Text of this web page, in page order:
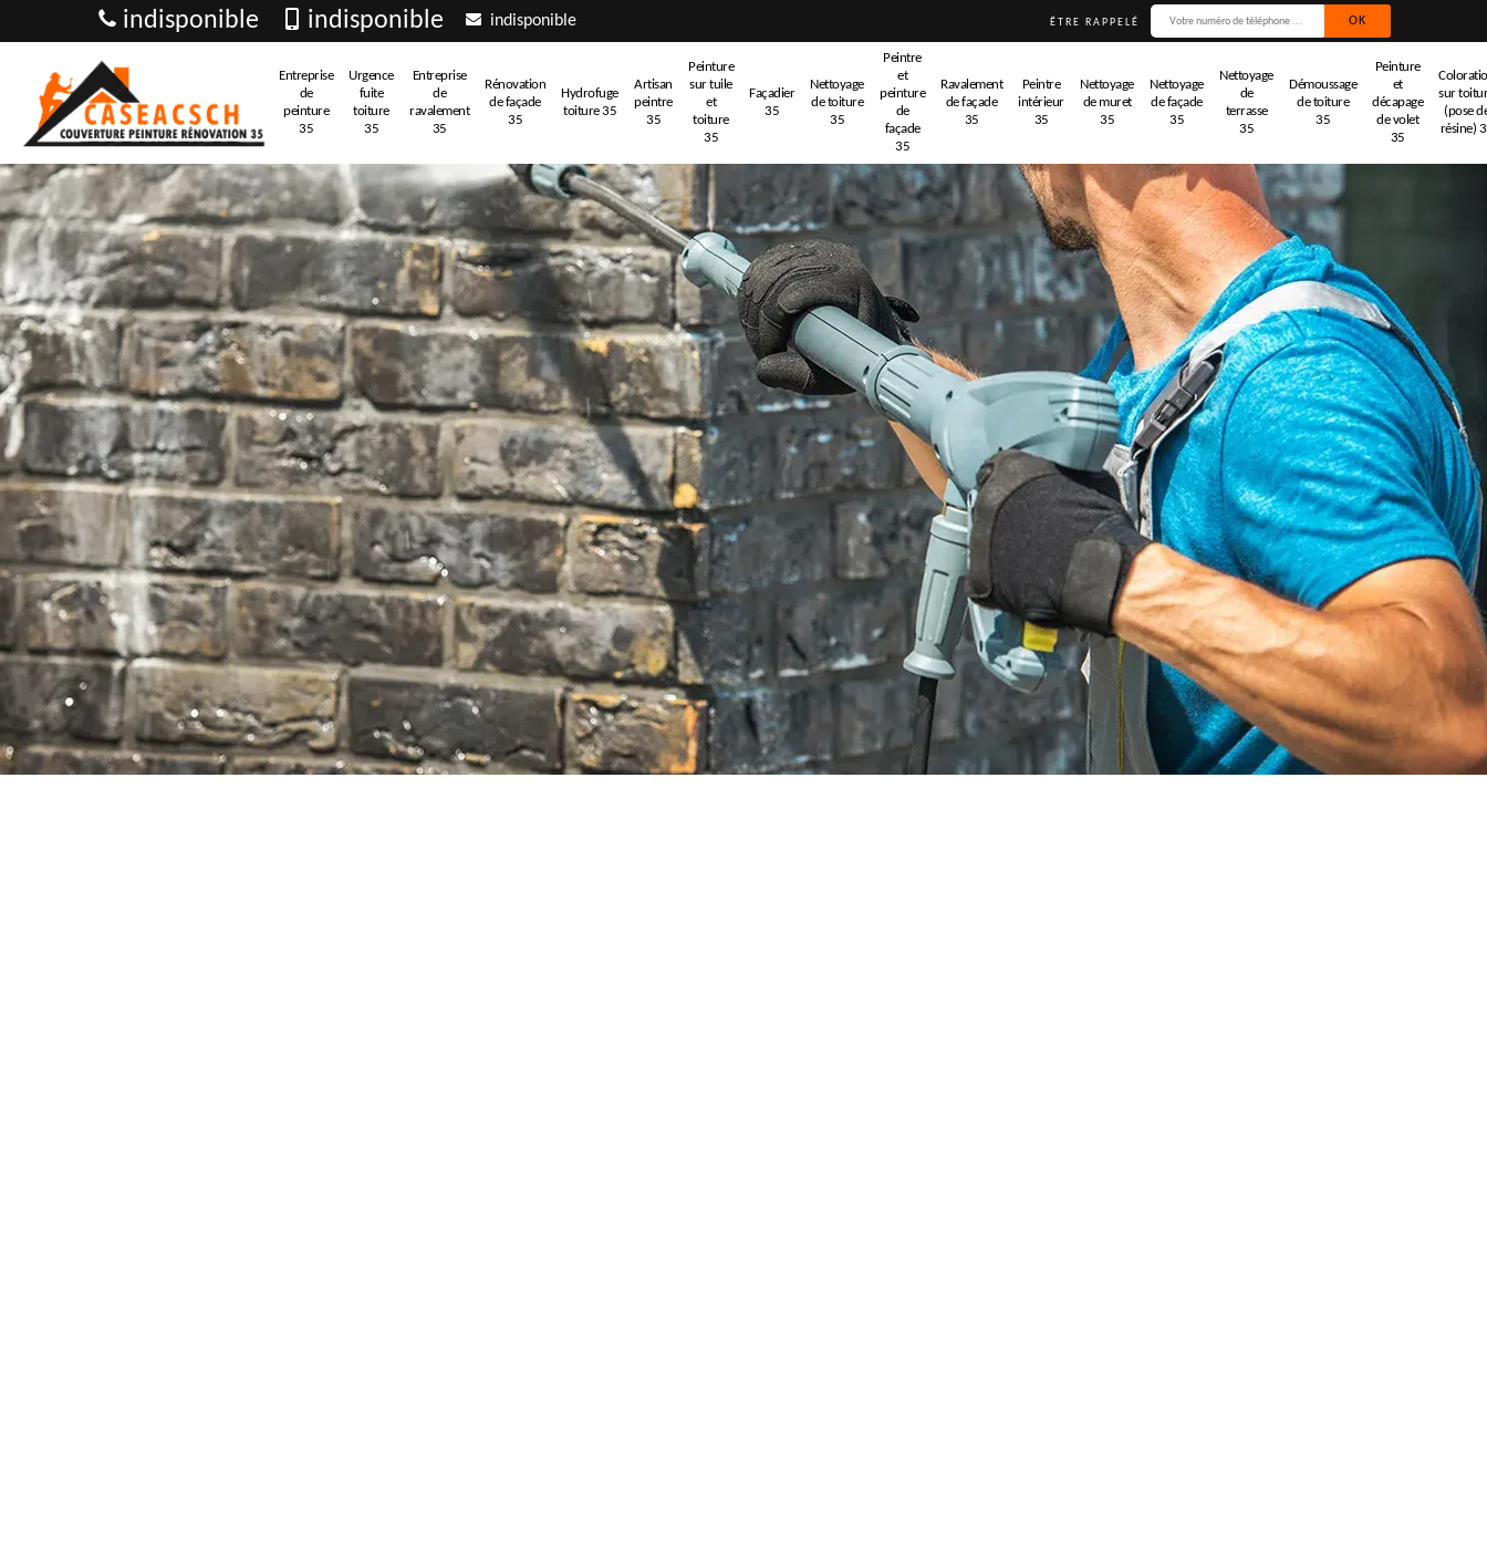
indisponible indisponible indisponible ÊTRE RAPPELÉ
Entreprise
de
peinture
35
Urgence
fuite
toiture
35
Entreprise
de
ravalement
35
Rénovation
de façade
35
Hydrofuge
toiture 35
Artisan
peintre
35
Peinture
sur tuile
et
toiture
35
Façadier
35
Nettoyage
de toiture
35
Peintre
et
peinture
de
façade
35
Ravalement
de façade
35
Peintre
intérieur
35
Nettoyage
de muret
35
Nettoyage
de façade
35
Nettoyage
de
terrasse
35
Démoussage
de toiture
35
Peinture
et
décapage
de volet
35
sur
(pose
résine)